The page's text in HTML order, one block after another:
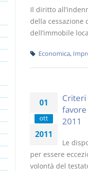
Il diritto
della cessazione
dell’immobile
Economica,
01
ott
2011
Criteri
favore
2011
Le
per essere
volontà del